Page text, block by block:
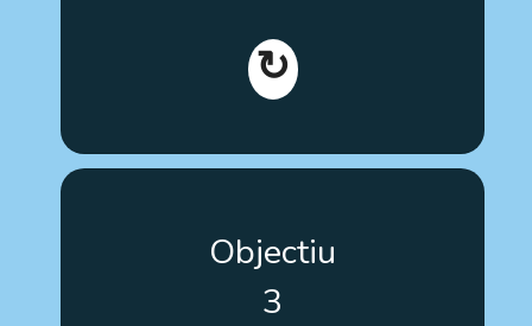
↻
Objectiu
3
estimular el pensament crític a nivell europeu en
l'ús de teràpies per a l'autisme.